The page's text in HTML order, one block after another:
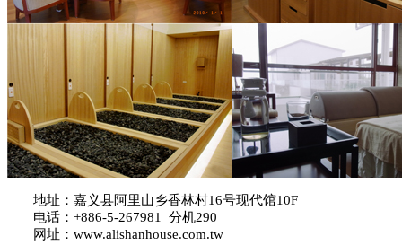
地址：嘉义县阿里山乡香林村16号现代馆10F
电话：+886-5-267981 分机290
网址：www.alishanhouse.com.tw